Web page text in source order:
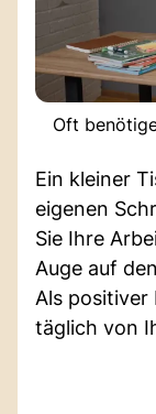
Oft
Ein kleiner
eigenen
Sie Ihre
Auge auf
Als
täglich von